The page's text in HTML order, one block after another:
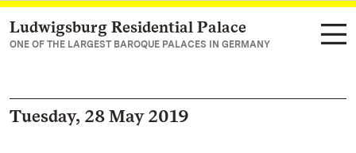
Navigate to main page
Ludwigsburg Residential Palace
ONE OF THE LARGEST BAROQUE PALACES IN GERMANY
Tuesday, 28 May 2019